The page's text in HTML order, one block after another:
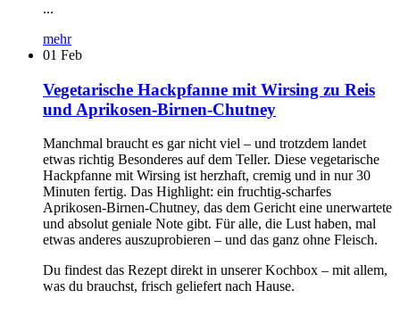
...
mehr
01 Feb
Vegetarische Hackpfanne mit Wirsing zu Reis
und Aprikosen-Birnen-Chutney
Manchmal braucht es gar nicht viel – und trotzdem landet
etwas richtig Besonderes auf dem Teller. Diese vegetarische
Hackpfanne mit Wirsing ist herzhaft, cremig und in nur 30
Minuten fertig. Das Highlight: ein fruchtig-scharfes
Aprikosen-Birnen-Chutney, das dem Gericht eine unerwartete
und absolut geniale Note gibt. Für alle, die Lust haben, mal
etwas anderes auszuprobieren – und das ganz ohne Fleisch.
Du findest das Rezept direkt in unserer Kochbox – mit allem,
was du brauchst, frisch geliefert nach Hause.